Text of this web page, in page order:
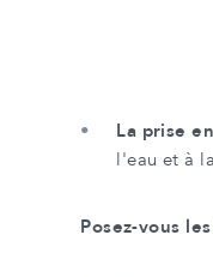
La prise
l'eau et à
Posez-vous